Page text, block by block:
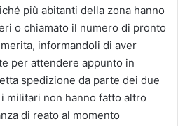
più abitanti della zona hanno
o chiamato il numero di pronto
informandoli di aver
per attendere appunto in
spedizione da parte dei due
militari non hanno fatto altro
di reato al momento